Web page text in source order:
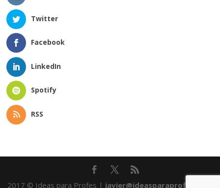
Twitter
Facebook
LinkedIn
Spotify
RSS
2017 © Ideas para Profes | javier@ideasparaprofes.com